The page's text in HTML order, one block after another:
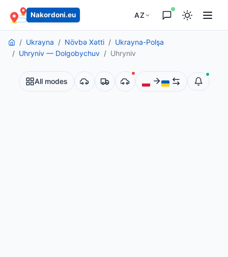
Nakordoni.eu AZ
Ukrayna Növbə Xətti
Ukrayna-Polşa
Uhryniv — Dolgobychuv
Uhryniv
All modes